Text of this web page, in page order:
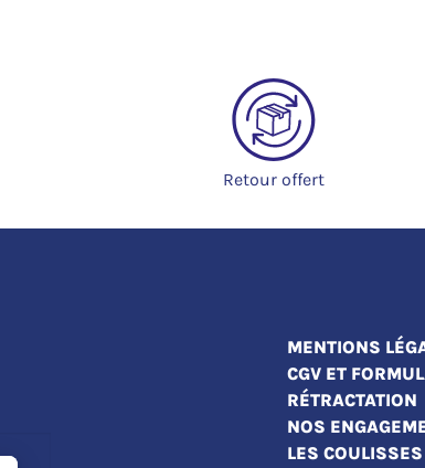
Retour offert
MENTIONS
CGV ET
RÉTRACTATION
NOS
LES